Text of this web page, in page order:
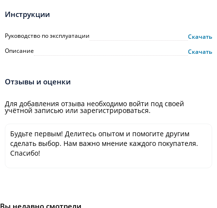
Инструкции
Руководство по эксплуатации
Скачать
Описание
Скачать
Отзывы и оценки
Для добавления отзыва необходимо войти под своей
учётной записью или зарегистрироваться.
Будьте первым! Делитесь опытом и помогите другим
сделать выбор. Нам важно мнение каждого покупателя.
Спасибо!